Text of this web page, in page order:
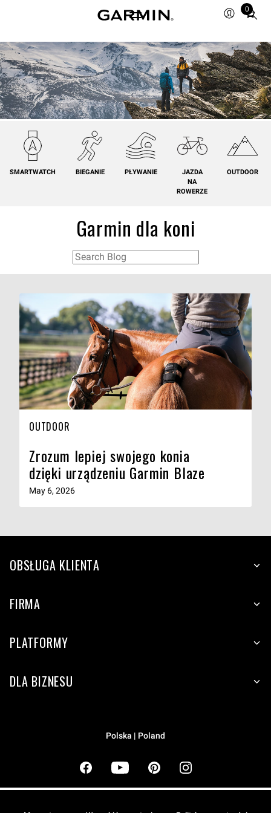
0
Total
in
cart:
0
SMARTWATCH BIEGANIE PŁYWANIE
JAZDA
NA
ROWERZE
OUTDOOR
Garmin dla koni
OUTDOOR
Zrozum lepiej swojego konia
dzięki urządzeniu Garmin Blaze
May 6, 2026
OBSŁUGA KLIENTA
FIRMA
PLATFORMY
DLA BIZNESU
Polska | Poland